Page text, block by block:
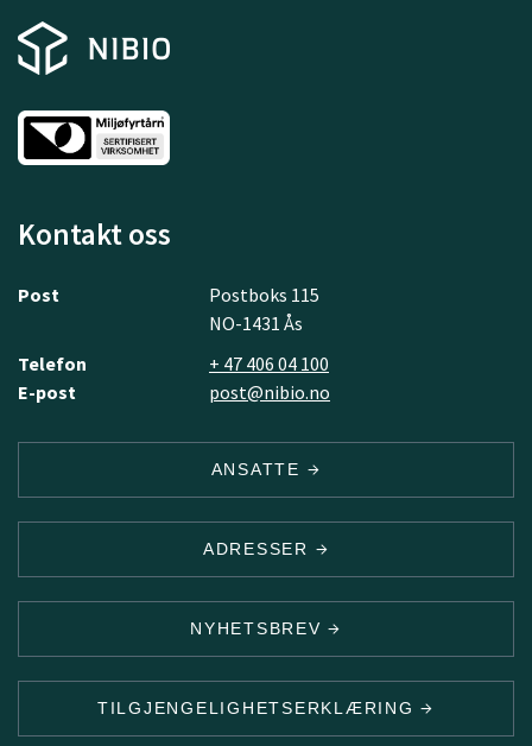
Kontakt oss
Post
Postboks 115
NO-1431 Ås
Telefon
+ 47 406 04 100
E-post
post@nibio.no
ANSATTE
ADRESSER
NYHETSBREV
TILGJENGELIGHETSERKLÆRING